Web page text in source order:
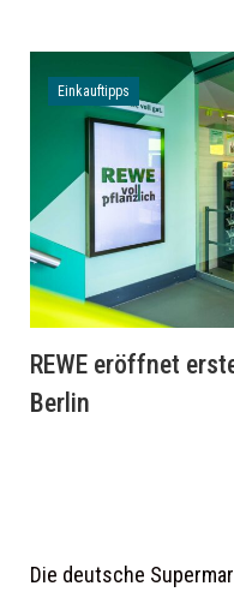
Einkauftipps
REWE eröffnet
Berlin
Die deutsche